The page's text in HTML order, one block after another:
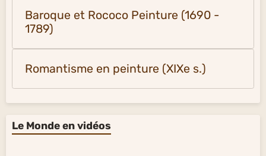
Baroque et Rococo Peinture (1690 -
1789)
Romantisme en peinture (XIXe s.)
Le Monde en vidéos